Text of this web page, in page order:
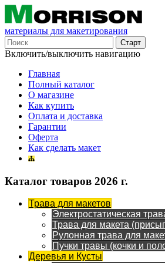
материалы для макетирования
Включить/выключить навигацию
Главная
Полный каталог
О магазине
Как купить
Оплата и доставка
Гарантии
Оферта
Как сделать макет
Каталог товаров 2026 г.
Трава для макетов
Электростатическая
Трава для макета
Рулонная трава для
Пучки травы (кочки и
Деревья и Кусты